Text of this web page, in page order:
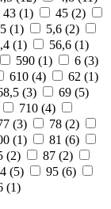
43 (1) 45 (2)
(1) 5,6 (2)
(1) 56,6 (1)
590 (1) 6 (3)
610 (4) 62 (1)
(3) 69 (5)
710 (4)
(3) 78 (2)
(1) 81 (6)
(2) 87 (2)
(5) 95 (6)
(1)